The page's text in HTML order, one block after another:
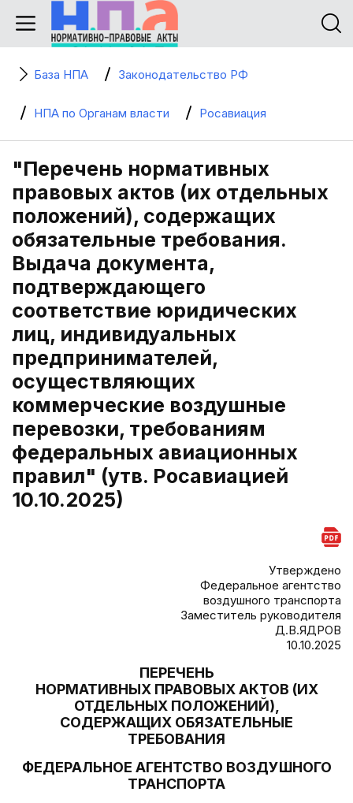
База НПА Законодательство РФ
НПА по Органам власти Росавиация
"Перечень нормативных
правовых актов (их отдельных
положений), содержащих
обязательные требования.
Выдача документа,
подтверждающего
соответствие юридических
лиц, индивидуальных
предпринимателей,
осуществляющих
коммерческие воздушные
перевозки, требованиям
федеральных авиационных
правил" (утв. Росавиацией
10.10.2025)
Утверждено
Федеральное агентство
воздушного транспорта
Заместитель руководителя
Д.В.ЯДРОВ
10.10.2025
ПЕРЕЧЕНЬ
НОРМАТИВНЫХ ПРАВОВЫХ АКТОВ (ИХ
ОТДЕЛЬНЫХ ПОЛОЖЕНИЙ),
СОДЕРЖАЩИХ ОБЯЗАТЕЛЬНЫЕ
ТРЕБОВАНИЯ
ФЕДЕРАЛЬНОЕ АГЕНТСТВО ВОЗДУШНОГО
ТРАНСПОРТА